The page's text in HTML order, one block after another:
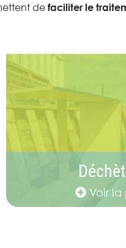
de faciliter le
Voir la